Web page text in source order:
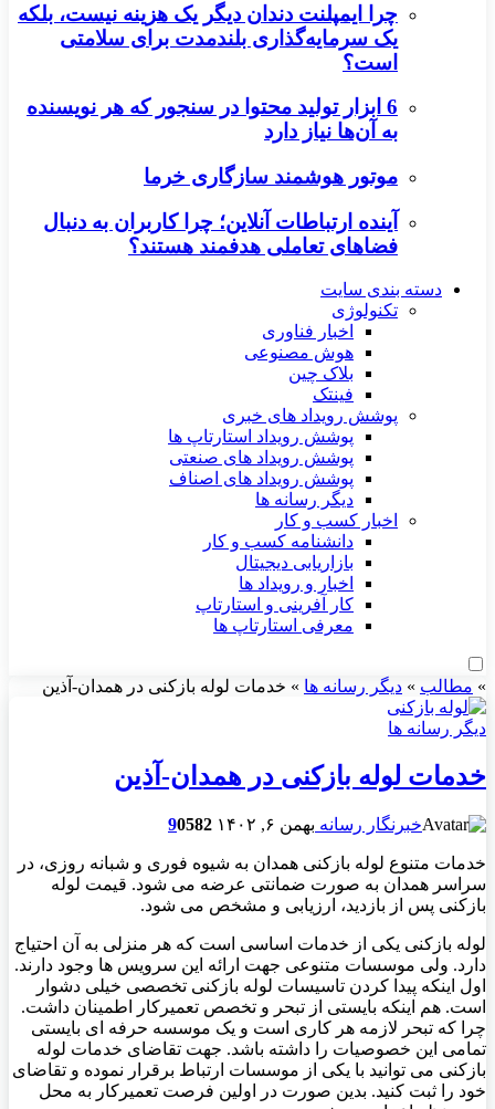
چرا ایمپلنت دندان دیگر یک هزینه نیست، بلکه
یک سرمایه‌گذاری بلندمدت برای سلامتی
است؟
6 ابزار تولید محتوا در سنجور که هر نویسنده
به آن‌ها نیاز دارد
موتور هوشمند سازگاری خرما
آینده ارتباطات آنلاین؛ چرا کاربران به دنبال
فضاهای تعاملی هدفمند هستند؟
دسته بندی سایت
تکنولوژی
اخبار فناوری
هوش مصنوعی
بلاک چین
فینتک
پوشش رویداد های خبری
پوشش رویداد استارتاپ ها
پوشش رویداد های صنعتی
پوشش رویداد های اصناف
دیگر رسانه ها
اخبار کسب و کار
دانشنامه کسب و کار
بازاریابی دیجیتال
اخبار و رویداد ها
کار آفرینی و استارتاپ
معرفی استارتاپ ها
» مطالب » دیگر رسانه ها » خدمات لوله بازکنی در همدان-آذین
دیگر رسانه ها
خدمات لوله بازکنی در همدان-آذین
خبرنگار رسانه بهمن ۶, ۱۴۰۲ 90582
خدمات متنوع لوله بازکنی همدان به شیوه فوری و شبانه روزی، در
سراسر همدان به صورت ضمانتی عرضه می شود. قیمت لوله
بازکنی پس از بازدید، ارزیابی و مشخص می شود.
لوله بازکنی یکی از خدمات اساسی است که هر منزلی به آن احتیاج
دارد. ولی موسسات متنوعی جهت ارائه این سرویس ها وجود دارند.
اول اینکه پیدا کردن تاسیسات لوله بازکنی تخصصی خیلی دشوار
است. هم اینکه بایستی از تبحر و تخصص تعمیرکار اطمینان داشت.
چرا که تبحر لازمه هر کاری است و یک موسسه حرفه ای بایستی
تمامی این خصوصیات را داشته باشد. جهت تقاضای خدمات لوله
بازکنی می توانید با یکی از موسسات ارتباط برقرار نموده و تقاضای
خود را ثبت کنید. بدین صورت در اولین فرصت تعمیرکار به محل